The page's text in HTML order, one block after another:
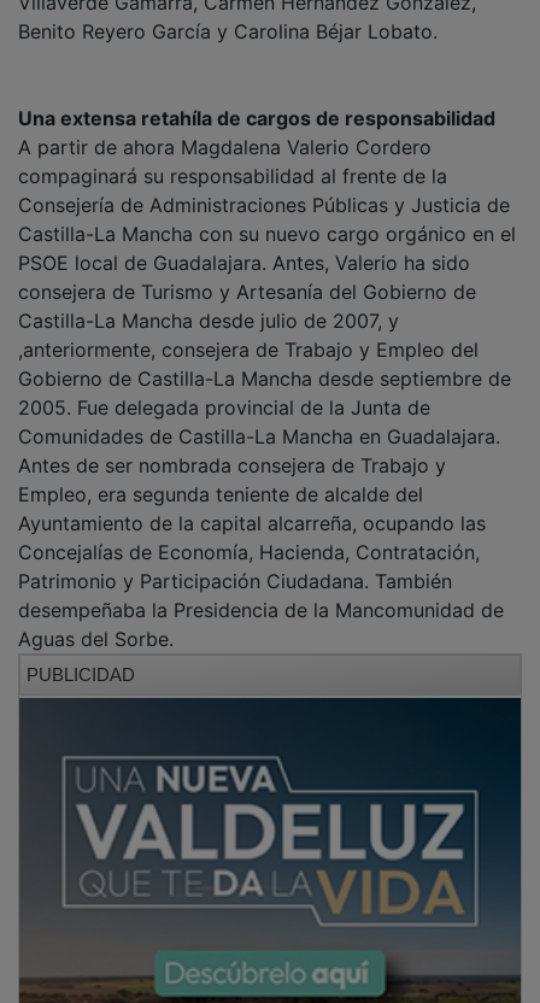
Benito Reyero García y Carolina Béjar Lobato.
A partir de ahora Magdalena Valerio Cordero
compaginará su responsabilidad al frente de la
Consejería de Administraciones Públicas y Justicia de
Castilla-La Mancha con su nuevo cargo orgánico en el
PSOE local de Guadalajara. Antes, Valerio ha sido
consejera de Turismo y Artesanía del Gobierno de
Castilla-La Mancha desde julio de 2007, y
,anteriormente, consejera de Trabajo y Empleo del
Gobierno de Castilla-La Mancha desde septiembre de
2005. Fue delegada provincial de la Junta de
Comunidades de Castilla-La Mancha en Guadalajara.
Antes de ser nombrada consejera de Trabajo y
Empleo, era segunda teniente de alcalde del
Ayuntamiento de la capital alcarreña, ocupando las
Concejalías de Economía, Hacienda, Contratación,
Patrimonio y Participación Ciudadana. También
desempeñaba la Presidencia de la Mancomunidad de
Aguas del Sorbe.
PUBLICIDAD